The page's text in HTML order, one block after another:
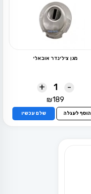
מגן צילינדר אובאלי
-
+
₪189
הוסף לעגלה שלם עכשיו